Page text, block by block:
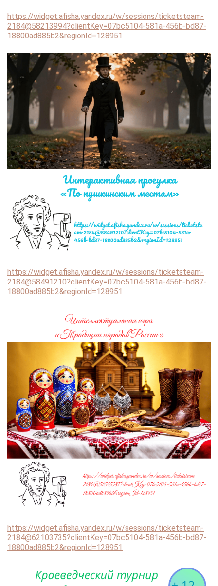
https://widget.afisha.yandex.ru/w/sessions/ticketsteam-
2184@58213994?clientKey=07bc5104-581a-456b-bd87-
18800ad885b2&regionId=128951
https://widget.afisha.yandex.ru/w/sessions/ticketsteam-
2184@58491210?clientKey=07bc5104-581a-456b-bd87-
18800ad885b2&regionId=128951
https://widget.afisha.yandex.ru/w/sessions/ticketsteam-
2184@62103735?clientKey=07bc5104-581a-456b-bd87-
18800ad885b2&regionId=128951